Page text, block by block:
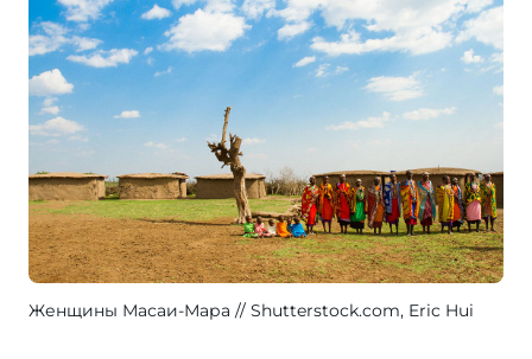
Женщины Масаи-Мара Shutterstock.com, Eric Hui